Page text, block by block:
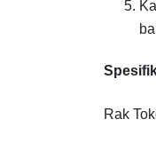
Rak